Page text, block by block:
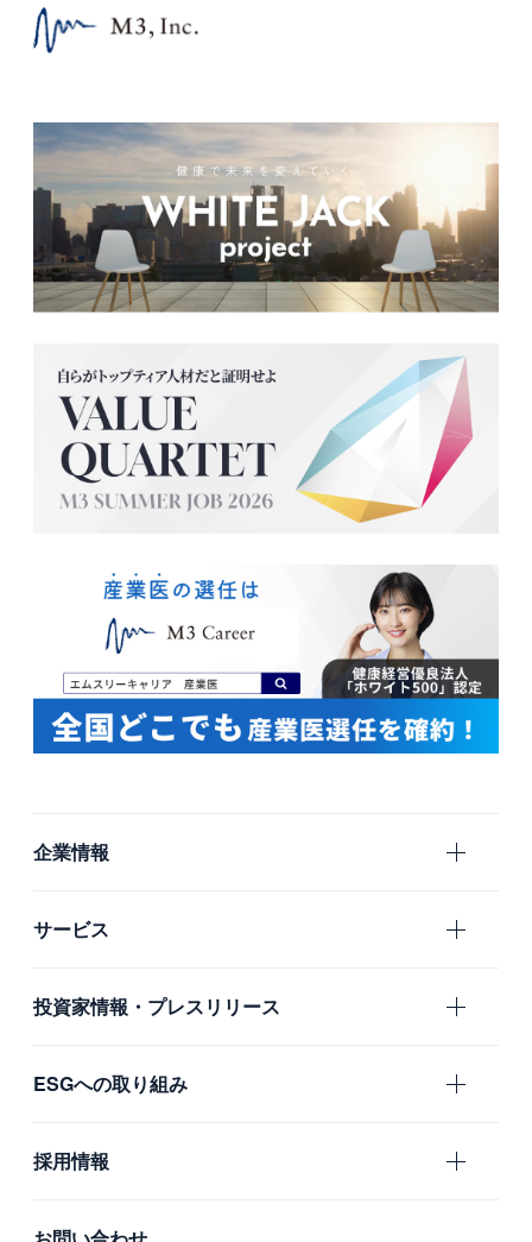
企業情報
エムスリーの目指すもの
沿革
サービス
エムスリー
海外グループ会社
投資家情報・プレスリリース
ESGへの取り組み
ガバナンス
採用情報
新卒採用